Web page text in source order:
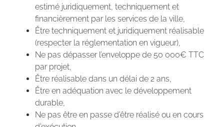
estimé juridiquement, techniquement et
financièrement par les services de la ville,
Être techniquement et juridiquement réalisable
(respecter la réglementation en vigueur),
Ne pas dépasser l’enveloppe de 50 000€ TTC
par projet,
Être réalisable dans un délai de 2 ans,
Être en adéquation avec le développement
durable,
Ne pas être en passe d’être réalisé ou en cours